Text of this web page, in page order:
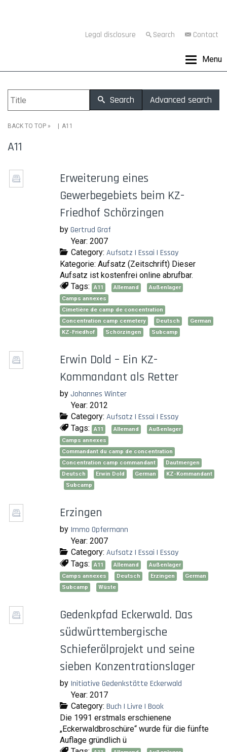
Legal disclosure Search Contact
Menu
Search Advanced search
BACK TO TOP » A11
A11
Erweiterung eines
Gewerbegebiets beim KZ-
Friedhof Schörzingen
by Gertrud Graf
Year: 2007
Category: Aufsatz | Essai | Essay
Kategorie: Aufsatz (Zeitschrift) Dieser
Aufsatz ist kostenfrei online abrufbar.
Tags:
A11 Allemand
Außenlager
Camps annexes
Cimetière de camp de concentration
Concentration camp cemetery
Deutsch
German
KZ-Friedhof
Schörzingen Subcamp
Erwin Dold – Ein KZ-
Kommandant als Retter
by Johannes Winter
Year: 2012
Category: Aufsatz | Essai | Essay
Tags: A11 Allemand
Außenlager
Camps annexes
Commandant du camp de concentration
Concentration camp commandant
Dautmergen
Deutsch
Erwin Dold German
KZ-Kommandant
Subcamp
Erzingen
by Immo Opfermann
Year: 2007
Category: Aufsatz | Essai | Essay
Tags: A11 Allemand
Außenlager
Camps annexes
Deutsch Erzingen
German
Subcamp
Wüste
Gedenkpfad Eckerwald. Das
südwürttembergische
Schieferölprojekt und seine
sieben Konzentrationslager
by Initiative Gedenkstätte Eckerwald
Year: 2017
Category: Buch | Livre | Book
Die 1991 erstmals erschienene
„Eckerwaldbroschüre“ wurde für die fünfte
Auflage gründlich ü